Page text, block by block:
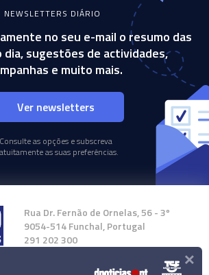
NEWSLETTERS DIÁRIO
no seu e-mail o resumo das
dia, sugestões de actividades,
e muito mais.
Ver newsletters
Consulte as opções e subscreva
as suas preferências.
Rua Dr. Fernão de Ornelas, 56 - 3º
9054-514 Funchal, Portugal
291 202 300
Instale a nossa App ×